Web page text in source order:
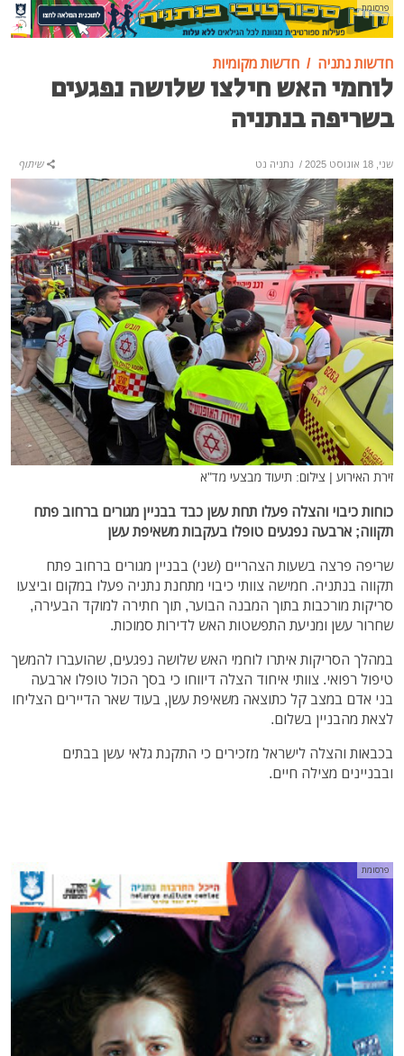
פרסומת
חדשות נתניה חדשות מקומיות
לוחמי האש חילצו שלושה נפגעים
בשריפה בנתניה
שני, 18 אוגוסט 2025 / נתניה נט שיתוף
זירת האירוע | צילום: תיעוד מבצעי מד"א
כוחות כיבוי והצלה פעלו תחת עשן כבד בבניין מגורים ברחוב פתח
תקווה; ארבעה נפגעים טופלו בעקבות משאיפת עשן
שריפה פרצה בשעות הצהריים (שני) בבניין מגורים ברחוב פתח
תקווה בנתניה. חמישה צוותי כיבוי מתחנת נתניה פעלו במקום וביצעו
סריקות מורכבות בתוך המבנה הבוער, תוך חתירה למוקד הבעירה,
שחרור עשן ומניעת התפשטות האש לדירות סמוכות.
במהלך הסריקות איתרו לוחמי האש שלושה נפגעים, שהועברו להמשך
טיפול רפואי. צוותי איחוד הצלה דיווחו כי בסך הכול טופלו ארבעה
בני אדם במצב קל כתוצאה משאיפת עשן, בעוד שאר הדיירים הצליחו
לצאת מהבניין בשלום.
בכבאות והצלה לישראל מזכירים כי התקנת גלאי עשן בבתים
ובבניינים מצילה חיים.
פרסומת